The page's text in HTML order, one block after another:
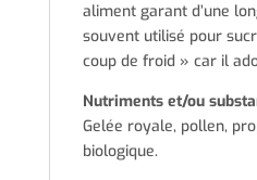
aliment garant d’une
souvent utilisé pour
coup de froid » car il
Nutriments et/ou
Gelée royale, pollen,
biologique.